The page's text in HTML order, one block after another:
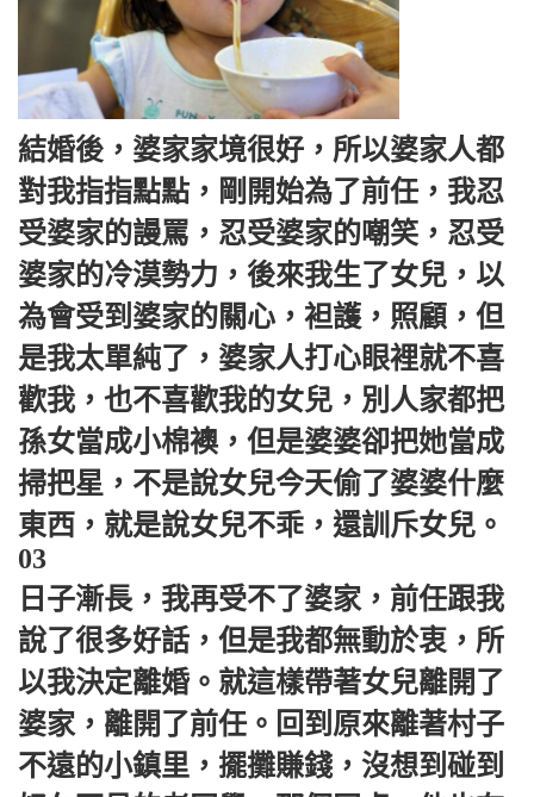
結婚後，婆家家境很好，所以婆家人都
對我指指點點，剛開始為了前任，我忍
受婆家的謾罵，忍受婆家的嘲笑，忍受
婆家的冷漠勢力，後來我生了女兒，以
為會受到婆家的關心，袒護，照顧，但
是我太單純了，婆家人打心眼裡就不喜
歡我，也不喜歡我的女兒，別人家都把
孫女當成小棉襖，但是婆婆卻把她當成
掃把星，不是說女兒今天偷了婆婆什麼
東西，就是說女兒不乖，還訓斥女兒。
03
日子漸長，我再受不了婆家，前任跟我
說了很多好話，但是我都無動於衷，所
以我決定離婚。就這樣帶著女兒離開了
婆家，離開了前任。回到原來離著村子
不遠的小鎮里，擺攤賺錢，沒想到碰到